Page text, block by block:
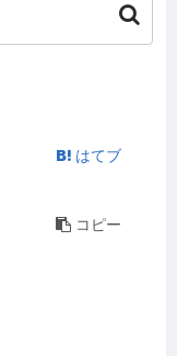
はてブ
コピー